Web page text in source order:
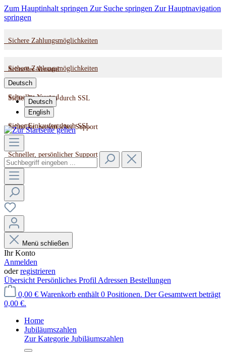
Zum Hauptinhalt springen Zur Suche springen Zur Hauptnavigation
springen
Sichere Zahlungsmöglichkeiten
Schneller Versand
Sicher Einkaufen durch SSL
Schneller, persönlicher Support
Sichere Zahlungsmöglichkeiten
Schneller Versand
Sicher Einkaufen durch SSL
Schneller, persönlicher Support
Deutsch
Deutsch
English
Menü schließen
Ihr Konto
Anmelden
oderregistrieren
Übersicht Persönliches Profil Adressen Bestellungen
0,00 € Warenkorb enthält 0 Positionen. Der Gesamtwert beträgt
0,00 €.
Home
Jubiläumszahlen
Zur Kategorie Jubiläumszahlen